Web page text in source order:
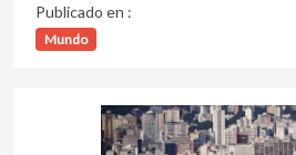
Publicado en :
Mundo